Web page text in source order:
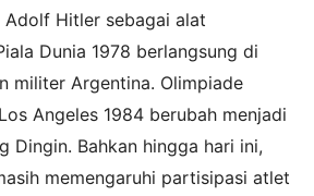
Hitler sebagai alat
Dunia 1978 berlangsung di
militer Argentina. Olimpiade
Angeles 1984 berubah menjadi
Dingin. Bahkan hingga hari ini,
memengaruhi partisipasi atlet